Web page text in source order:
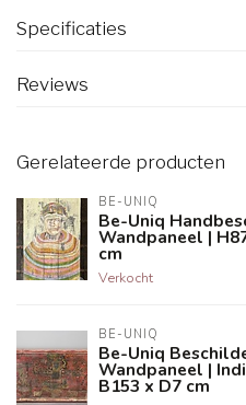
Specificaties
Reviews
Gerelateerde producten
BE-UNIQ
Be-Uniq
Wandpaneel |
cm
Verkocht
BE-UNIQ
Be-Uniq
Wandpaneel |
B153 x D7 cm